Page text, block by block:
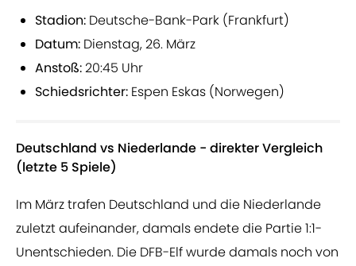
Stadion: Deutsche-Bank-Park (Frankfurt)
Datum: Dienstag, 26. März
Anstoß:20:45 Uhr
Schiedsrichter: Espen Eskas (Norwegen)
Deutschland vs Niederlande - direkter Vergleich
(letzte 5 Spiele)
Im März trafen Deutschland und die Niederlande
zuletzt aufeinander, damals endete die Partie 1:1-
Unentschieden. Die DFB-Elf wurde damals noch von